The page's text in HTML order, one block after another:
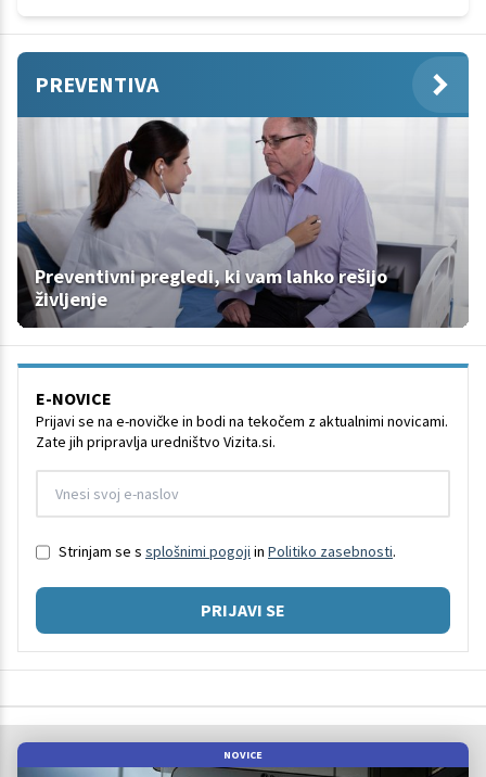
PREVENTIVA
Preventivni pregledi, ki vam lahko rešijo
življenje
E-NOVICE
Prijavi se na e-novičke in bodi na tekočem z aktualnimi novicami.
Zate jih pripravlja uredništvo Vizita.si.
Strinjam se s splošnimi pogoji in Politiko zasebnosti.
PRIJAVI SE
NOVICE